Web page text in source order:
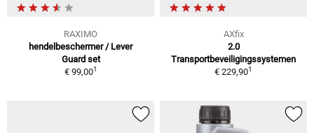
RAXIMO
hendelbeschermer / Lever
Guard set
€ 99,001
AXfix
2.0
Transportbeveiligingssystemen
€ 229,901